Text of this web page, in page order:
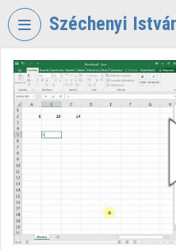
Skip header
Széchenyi
VIDEOTORIUM
SZÉCHENYI
ISTVÁN
UNIVERSITY